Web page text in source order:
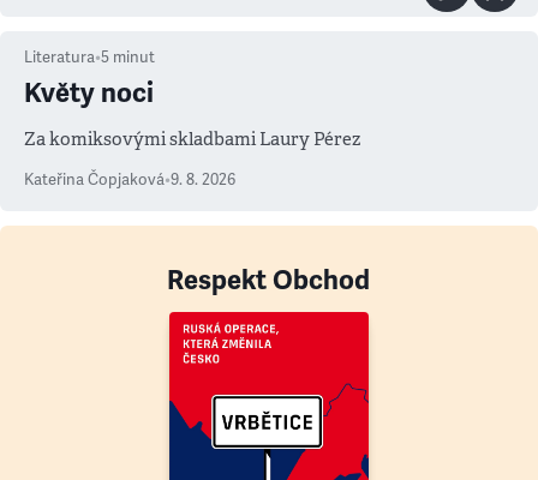
Literatura•5 minut
Květy noci
Za komiksovými skladbami Laury Pérez
Kateřina Čopjaková•9. 8. 2026
Respekt Obchod